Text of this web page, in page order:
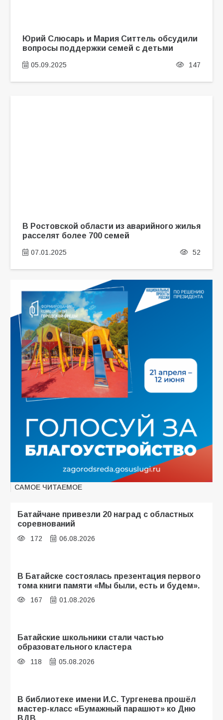
Юрий Слюсарь и Мария Ситтель обсудили
вопросы поддержки семей с детьми
05.09.2025 147
В Ростовской области из аварийного жилья
расселят более 700 семей
07.01.2025 52
САМОЕ ЧИТАЕМОЕ
Батайчане привезли 20 наград с областных
соревнований
172 06.08.2026
В Батайске состоялась презентация первого
тома книги памяти «Мы были, есть и будем».
167 01.08.2026
Батайские школьники стали частью
образовательного кластера
118 05.08.2026
В библиотеке имени И.С. Тургенева прошёл
мастер-класс «Бумажный парашют» ко Дню
ВДВ